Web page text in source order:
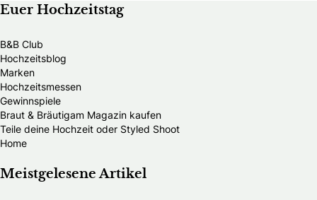
Euer Hochzeitstag
B&B Club
Hochzeitsblog
Marken
Hochzeitsmessen
Gewinnspiele
Braut & Bräutigam Magazin kaufen
Teile deine Hochzeit oder Styled Shoot
Home
Meistgelesene Artikel